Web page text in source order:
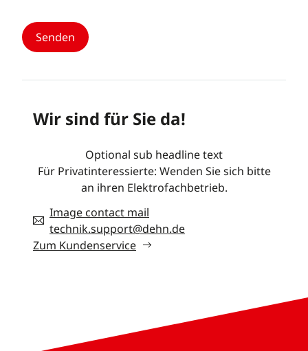
Wir sind für Sie da!
Optional sub headline text
Für Privatinteressierte: Wenden Sie sich bitte
an ihren Elektrofachbetrieb.
Image contact mail
technik.support@dehn.de
Zum Kundenservice